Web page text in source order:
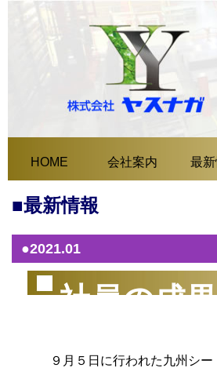
HOME 会社案内 最
■最新情報
●2021.01
社員の成
９月５日に行われた九州シー